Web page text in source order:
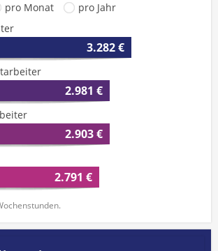
pro Monat
pro Jahr
3.282 €
2.981 €
2.903 €
2.791 €